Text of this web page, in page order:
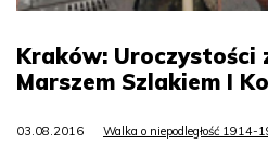
Kraków: Uroczystości
Marszem Szlakiem I
03.08.2016 Walka o niepodległość 1914-